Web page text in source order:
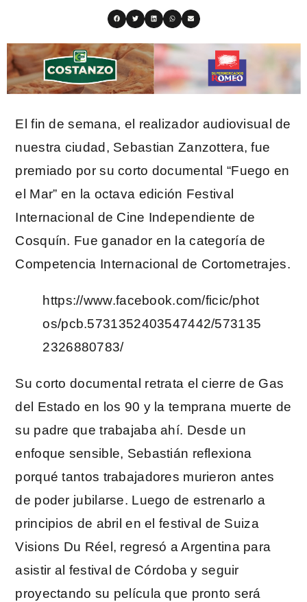
El fin de semana, el realizador audiovisual de
nuestra ciudad, Sebastian Zanzottera, fue
premiado por su corto documental “Fuego en
el Mar” en la octava edición Festival
Internacional de Cine Independiente de
Cosquín. Fue ganador en la categoría de
Competencia Internacional de Cortometrajes.
https://www.facebook.com/ficic/phot
os/pcb.5731352403547442/573135
2326880783/
Su corto documental retrata el cierre de Gas
del Estado en los 90 y la temprana muerte de
su padre que trabajaba ahí. Desde un
enfoque sensible, Sebastián reflexiona
porqué tantos trabajadores murieron antes
de poder jubilarse. Luego de estrenarlo a
principios de abril en el festival de Suiza
Visions Du Réel, regresó a Argentina para
asistir al festival de Córdoba y seguir
proyectando su película que pronto será